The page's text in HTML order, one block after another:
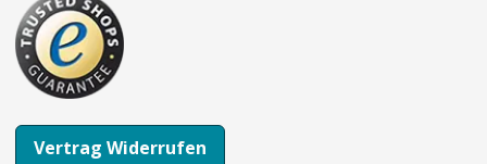
Vertrag Widerrufen